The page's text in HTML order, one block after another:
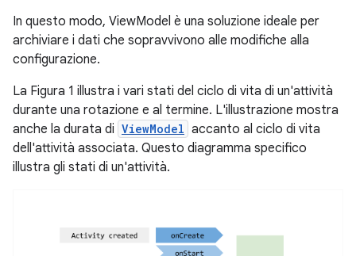
In questo modo, ViewModel è una soluzione ideale per
archiviare i dati che sopravvivono alle modifiche alla
configurazione.
La Figura 1 illustra i vari stati del ciclo di vita di un'attività
durante una rotazione e al termine. L'illustrazione mostra
anche la durata di ViewModel accanto al ciclo di vita
dell'attività associata. Questo diagramma specifico
illustra gli stati di un'attività.